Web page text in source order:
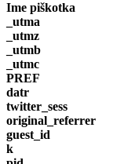
Ime piškotka
_utma
_utmz
_utmb
_utmc
PREF
datr
twitter_sess
original_referrer
guest_id
k